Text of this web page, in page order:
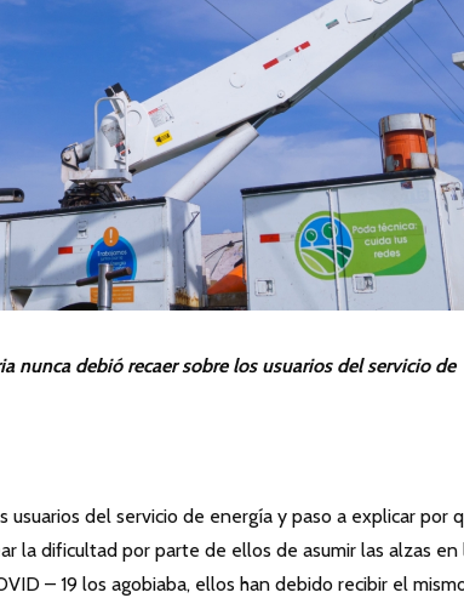
nunca debió recaer sobre los usuarios del servicio de
usuarios del servicio de energía y paso a explicar por
la dificultad por parte de ellos de asumir las alzas en
– 19 los agobiaba, ellos han debido recibir el